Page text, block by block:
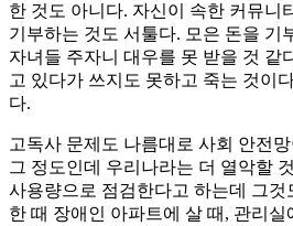
한 것도 아니다. 자신이 속한 커뮤니
기부하는 것도 서툴다. 모은 돈을 기
자녀들 주자니 대우를 못 받을 것 같
고 있다가 쓰지도 못하고 죽는 것이
다.
고독사 문제도 나름대로 사회 안전
그 정도인데 우리나라는 더 열악할
사용량으로 점검한다고 하는데 그
한 때 장애인 아파트에 살 때, 관리